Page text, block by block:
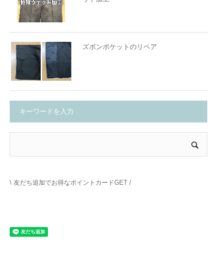
ズボンポケットのリペア
キーワードを入力
\ 友だち追加でお得なポイントカードGET /